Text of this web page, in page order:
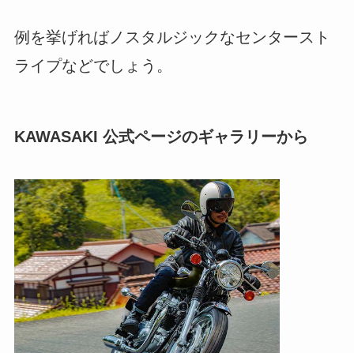
例を挙げればノスタルジックなセンタースト
ライプなどでしょう。
KAWASAKI 公式ページのギャラリーから